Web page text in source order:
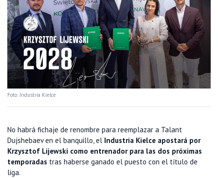
Foto: Industria Kielce
No habrá fichaje de renombre para reemplazar a Talant
Dujshebaev en el banquillo, el Industria Kielce apostará por
Krzysztof Lijewski como entrenador para las dos próximas
temporadas tras haberse ganado el puesto con el título de
liga.